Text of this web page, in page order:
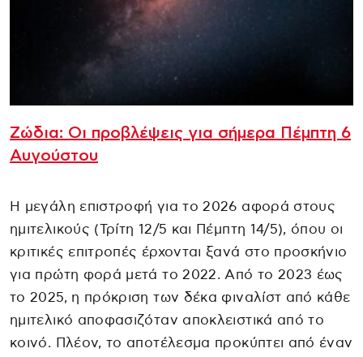
Ζώδια: Οι προβλέψεις για σήμερα Πέμπτη 6
Aυγούστου
Η μεγάλη επιστροφή για το 2026 αφορά στους
ημιτελικούς (Τρίτη 12/5 και Πέμπτη 14/5), όπου οι
κριτικές επιτροπές έρχονται ξανά στο προσκήνιο
για πρώτη φορά μετά το 2022. Από το 2023 έως
το 2025, η πρόκριση των δέκα φιναλίστ από κάθε
ημιτελικό αποφασιζόταν αποκλειστικά από το
κοινό. Πλέον, το αποτέλεσμα προκύπτει από έναν